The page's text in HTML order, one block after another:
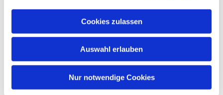
Cookies zulassen
Auswahl erlauben
Nur notwendige Cookies
veräußert werden sollte, vermachte er ebenfalls der
Tagebuch wurde von Pfarrer Stefan Kotzula aus
Wendelins persönlicher Schrift in die
Druckschreibweise übertragen. Dieses Tagebuch
als Empfehlung, sehr lesenswert und bildend.